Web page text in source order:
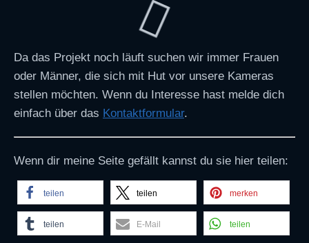
Da das Projekt noch läuft suchen wir immer Frauen
oder Männer, die sich mit Hut vor unsere Kameras
stellen möchten. Wenn du Interesse hast melde dich
einfach über das Kontaktformular.
Wenn dir meine Seite gefällt kannst du sie hier teilen:
teilen teilen merken
teilen E-Mail teilen